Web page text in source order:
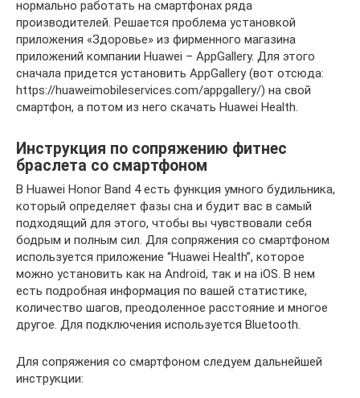
нормально работать на смартфонах ряда
производителей. Решается проблема установкой
приложения «Здоровье» из фирменного магазина
приложений компании Huawei – AppGallery. Для этого
сначала придется установить AppGallery (вот отсюда:
https://huaweimobileservices.com/appgallery/) на свой
смартфон, а потом из него скачать Huawei Health.
Инструкция по сопряжению фитнес
браслета со смартфоном
В Huawei Honor Band 4 есть функция умного будильника,
который определяет фазы сна и будит вас в самый
подходящий для этого, чтобы вы чувствовали себя
бодрым и полным сил. Для сопряжения со смартфоном
используется приложение “Huawei Health”, которое
можно установить как на Android, так и на iOS. В нем
есть подробная информация по вашей статистике,
количество шагов, преодоленное расстояние и многое
другое. Для подключения используется Bluetooth.
Для сопряжения со смартфоном следуем дальнейшей
инструкции: